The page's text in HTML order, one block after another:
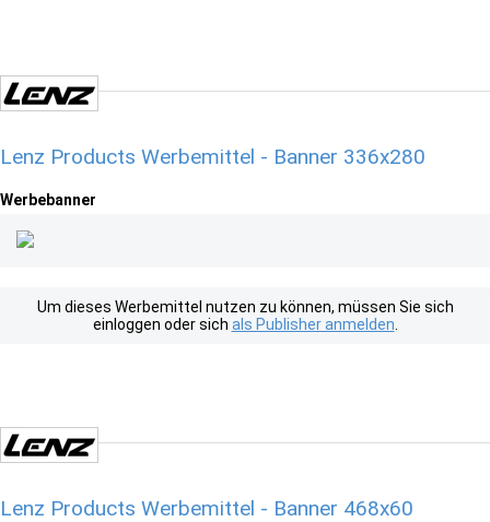
Lenz Products Werbemittel - Banner 336x280
Werbebanner
Um dieses Werbemittel nutzen zu können, müssen Sie sich
einloggen oder sich als Publisher anmelden
Lenz Products Werbemittel - Banner 468x60